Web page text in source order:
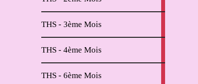
THS - 3ème Mois
THS - 4ème Mois
THS - 6ème Mois